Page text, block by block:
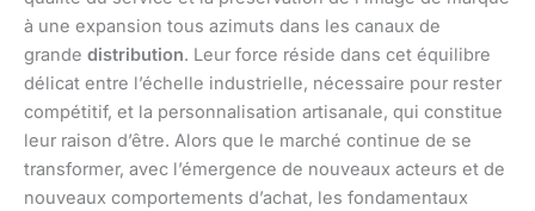
à une expansion tous azimuts dans les canaux de
grande distribution. Leur force réside dans cet équilibre
délicat entre l’échelle industrielle, nécessaire pour rester
compétitif, et la personnalisation artisanale, qui constitue
leur raison d’être. Alors que le marché continue de se
transformer, avec l’émergence de nouveaux acteurs et de
nouveaux comportements d’achat, les fondamentaux